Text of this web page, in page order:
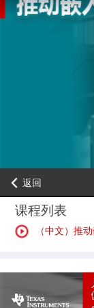
返回
课程列表
（中文）推